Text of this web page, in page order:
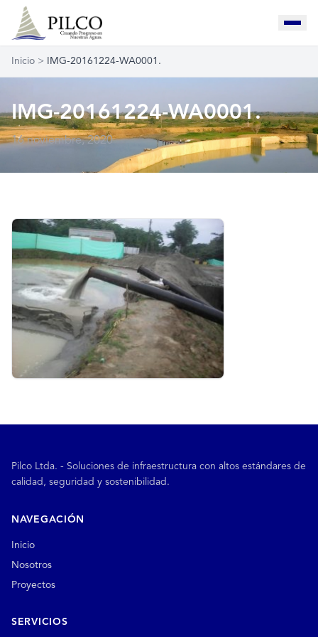
Inicio > IMG-20161224-WA0001.
IMG-20161224-WA0001.
16 noviembre, 2020
Pilco Ltda. - Soluciones de infraestructura con altos estándares de
calidad, seguridad y sostenibilidad.
NAVEGACIÓN
Inicio
Nosotros
Proyectos
SERVICIOS